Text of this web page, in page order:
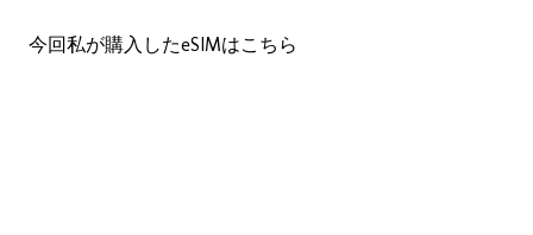
今回私が購入したeSIMはこちら